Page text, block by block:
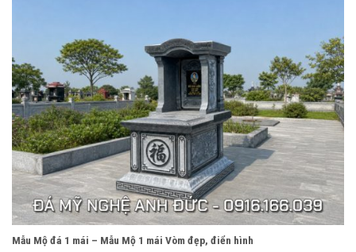
Mẫu Mộ đá 1 mái – Mẫu Mộ 1 mái Vòm đẹp, điển hình